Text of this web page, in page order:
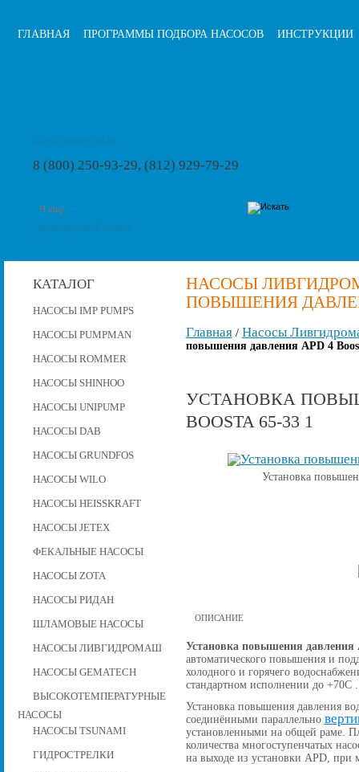
ГЛАВНАЯ ПРОГРАММЫ ПОДБОРА НАСОСОВ ИНСТРУКЦИИ
8 (800) 250-93-29, (812) 929-79-29
КАТАЛОГ
НАСОСЫ IMP PUMPS
НАСОСЫ PUMPMAN
НАСОСЫ ROMMER
НАСОСЫ SHINHOO
НАСОСЫ UNIPUMP
НАСОСЫ DAB
НАСОСЫ GRUNDFOS
НАСОСЫ WILO
НАСОСЫ HEISSKRAFT
НАСОСЫ JETEX
ФЕКАЛЬНЫЕ НАСОСЫ
НАСОСЫ ZOTA
НАСОСЫ РИДАН
ШЛАМОВЫЕ НАСОСЫ
НАСОСЫ ЛИВГИДРОМАШ
НАСОСЫ GEMATECH
ВЫСОКОТЕМПЕРАТУРНЫЕ
НАСОСЫ
НАСОСЫ TSUNAMI
ГИДРОСТРЕЛКИ
НАСОСЫ
ПОВЫШЕНИЯ
Главная/ Насосы
повышения давления APD 4
УСТАНОВКА
BOOSTA 65-33 1
Установка
ОПИСАНИЕ
Установка повышения давления
автоматического повышения и
холодного и горячего
стандартном исполнении до +70С .
Установка повышения давления
соединёнными параллельно
установленными на общей раме.
количества многоступенчатых
на выходе из установки APD,